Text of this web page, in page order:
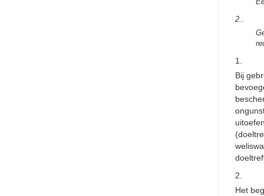
2..
1.
Bij
2.
Het